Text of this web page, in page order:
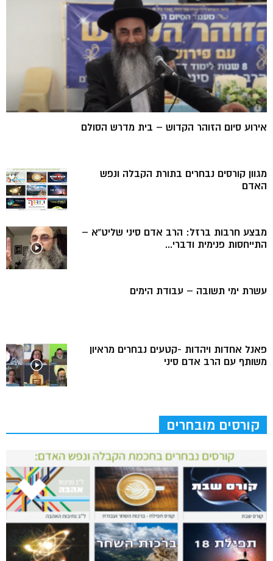
אירוע סיום הזוהר הקדוש – בית מדרש הסולם
מגוון קורסים נבחרים בתורת הקבלה ונפש
האדם
מבצע חרבות ברזל: הרב אדם סיני שליט”א –
התייחסות פנימית ודברי...
עשרת ימי תשובה – עבודת הימים
פאנל אחדות ויהדות -קטעים נבחרים מראיון
משותף עם הרב אדם סיני
קורסים מובחרים